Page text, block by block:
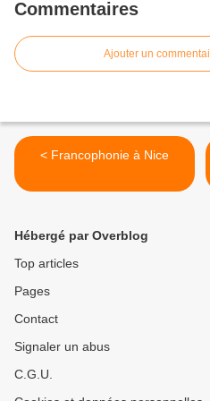
Commentaires
Ajouter un
< Francophonie à Nice
Hébergé par Overblog
Top articles
Pages
Contact
Signaler un abus
C.G.U.